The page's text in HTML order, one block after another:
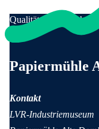
Qualität für Menschen
Papiermühle
Kontakt
LVR-Industriemuseum